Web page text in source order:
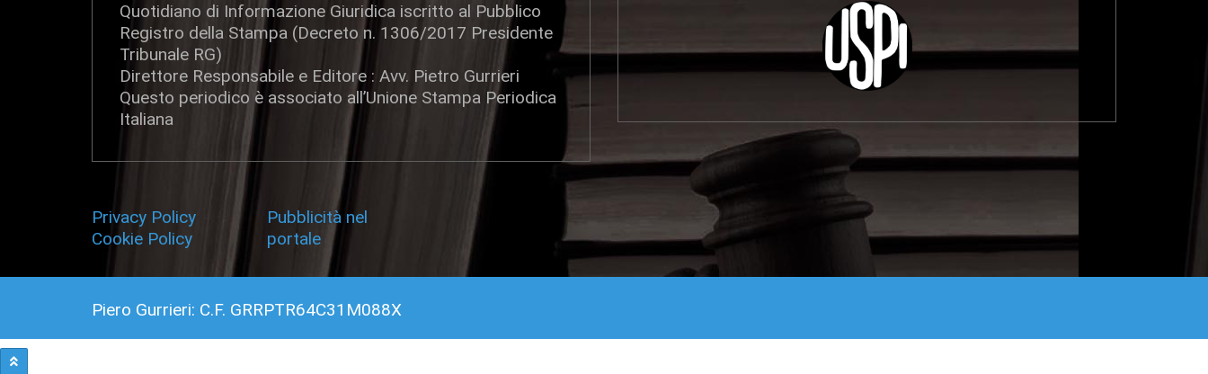
Quotidiano di Informazione Giuridica iscritto al Pubblico
Registro della Stampa (Decreto n. 1306/2017 Presidente
Tribunale RG)
Direttore Responsabile e Editore : Avv. Pietro Gurrieri
Questo periodico è associato all’Unione Stampa Periodica
Italiana
Privacy Policy
Cookie Policy
Pubblicità nel
portale
Piero Gurrieri: C.F. GRRPTR64C31M088X